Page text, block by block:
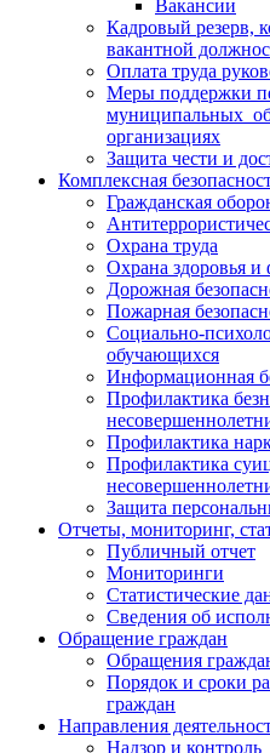
Вакансии
Кадровый резерв,
вакантной
Оплата труда
Меры поддержки
муниципальных
организациях
Защита чести и
Комплексная
Гражданская
Охрана труда
Охрана здоровья
Дорожная
Пожарная
Социально-
обучающихся
Информационная
Профилактика
Профилактика
Профилактика
Защита
Отчеты, мониторинг,
Публичный отчет
Мониторинги
Статистические
Сведения об
Обращение граждан
Обращения
Порядок и сроки
граждан
Направления
Надзор и контроль